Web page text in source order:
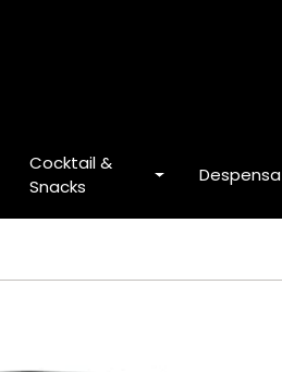
Cocktail &
Snacks
Despensa